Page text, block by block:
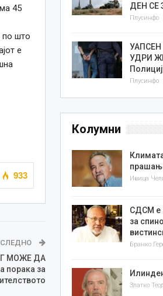
45
по што
е
933
СЛЕДНО
МОЖЕ ДА
порака за
ДЕН СЕ
Плусинфо
УДРИ
Плусинфо
Колумни
Ивица
СДСМ е
за
Бранко